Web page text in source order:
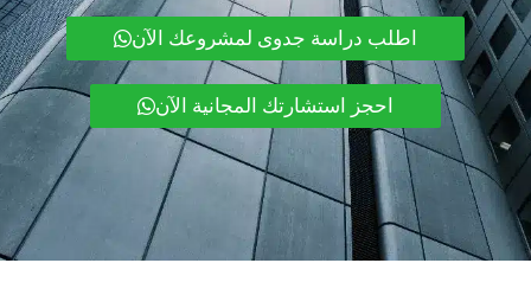
اطلب دراسة جدوى لمشروعك الآن
احجز استشارتك المجانية الآن